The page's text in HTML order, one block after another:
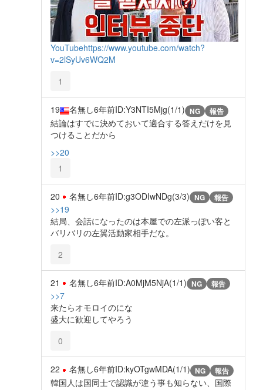
YouTubehttps://www.youtube.com/watch?
v=2lSyUv6WQ2M
1
19 名無し6年前ID:Y3NTI5Mjg(1/1) NG 報告
結論はすでに決めておいて適合する答えだけを見
つけることだから
>>20
1
20 名無し6年前ID:g3ODIwNDg(3/3) NG 報告
>>19
結局、会話になったのは本屋での左派っぽい客と
バリバリの左翼活動家相手だな。
2
21 名無し6年前ID:A0MjM5NjA(1/1) NG 報告
>>7
来たらオモロイのにな
盛大に歓迎してやろう
0
22 名無し6年前ID:kyOTgwMDA(1/1) NG 報告
韓国人は国同士で認識が違う事も知らない、国際